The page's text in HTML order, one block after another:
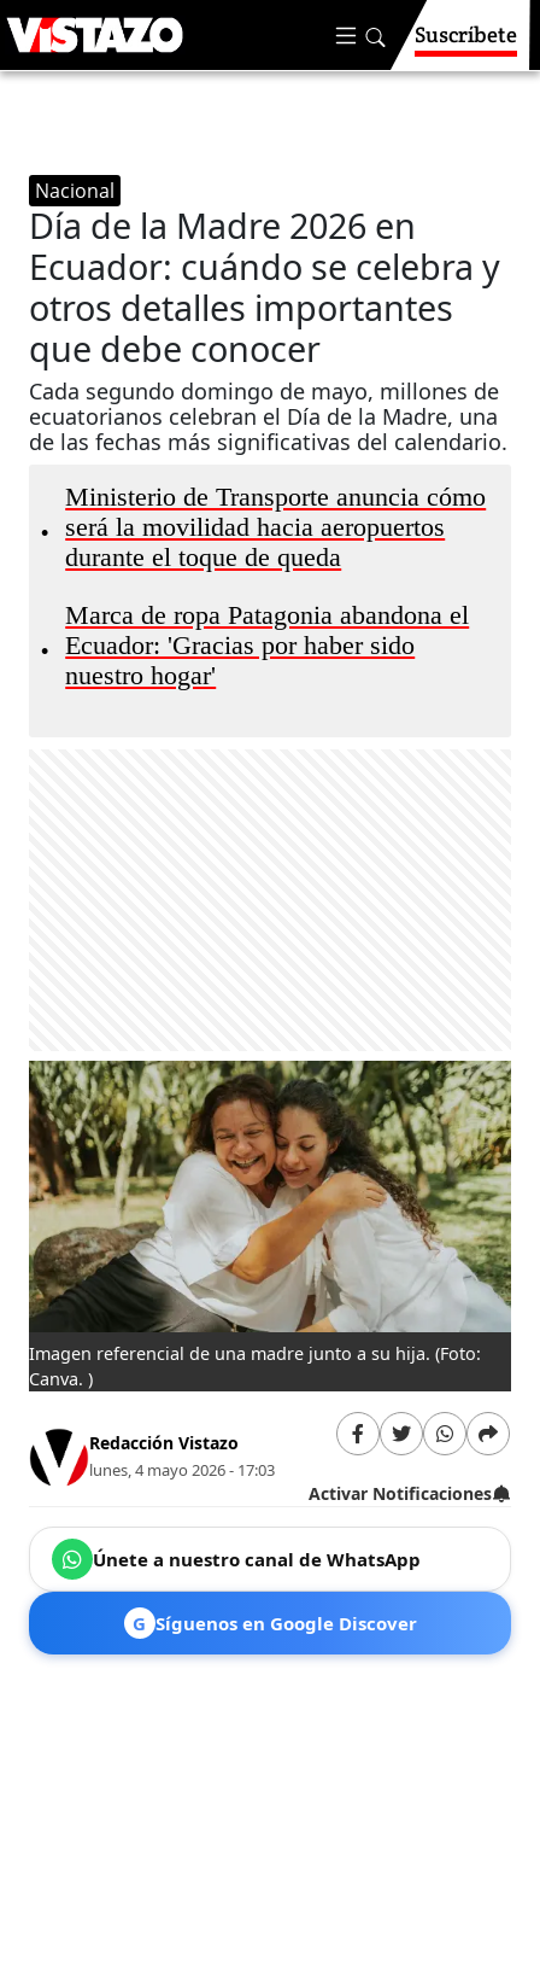
Suscríbete
Nacional
Día de la Madre 2026 en
Ecuador: cuándo se celebra y
otros detalles importantes
que debe conocer
Cada segundo domingo de mayo, millones de
ecuatorianos celebran el Día de la Madre, una
de las fechas más significativas del calendario.
•
Ministerio de Transporte anuncia cómo
será la movilidad hacia aeropuertos
durante el toque de queda
•
Marca de ropa Patagonia abandona el
Ecuador: 'Gracias por haber sido
nuestro hogar'
Imagen referencial de una madre junto a su hija.(Foto:
Canva. )
Redacción Vistazo
lunes, 4 mayo 2026 - 17:03
Activar Notificaciones
Únete a nuestro canal de WhatsApp
G Síguenos en Google Discover